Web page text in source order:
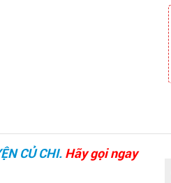
CỦ CHI. Hãy gọi ngay